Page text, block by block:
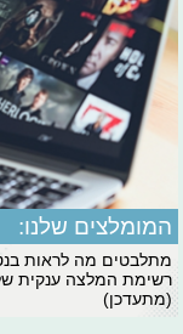
המומלצים שלנו:
מתלבטים מה לראות
רשימת המלצה ענקית
(מתעדכן)